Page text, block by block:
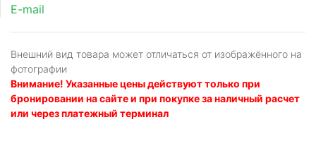
E-mail
Внешний вид товара может отличаться от изображённого на
фотографии
Внимание! Указанные цены действуют только при
бронировании на сайте и при покупке за наличный расчет
или через платежный терминал